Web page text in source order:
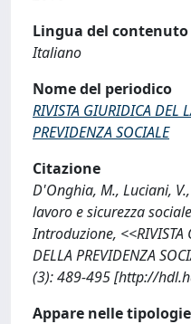
Lingua del contenuto
Italiano
Nome del periodico
RIVISTA GIURIDICA DEL
PREVIDENZA SOCIALE
Citazione
D'Onghia, M., Luciani,
lavoro e sicurezza
Introduzione, <<RIVISTA
DELLA PREVIDENZA
(3): 489-495 [http://
Appare nelle